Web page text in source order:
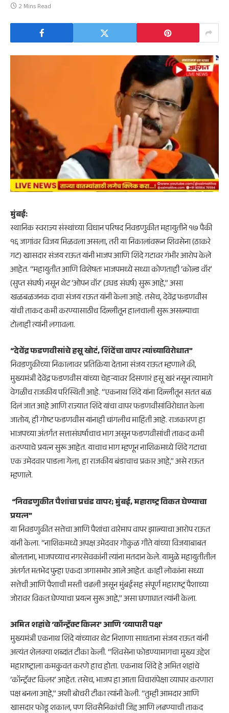
2 Mins Read
​मुंबई:
स्थानिक स्वराज्य संस्थांच्या विधान परिषद निवडणुकीत महायुतीने १७ पैकी
१६ जागांवर विजय मिळवला असला, तरी या निकालांवरून शिवसेना (ठाकरे
गट) खासदार संजय राऊत यांनी भाजप आणि शिंदे गटावर गंभीर आरोप केले
आहेत. “महायुतीत आणि विशेषतः भाजपमध्ये सध्या कोणताही ‘कोल्ड वॉर’
(सुप्त संघर्ष) नसून थेट ‘ओपन वॉर’ (उघड संघर्ष) सुरू आहे,” असा
खळबळजनक दावा संजय राऊत यांनी केला आहे. तसेच, देवेंद्र फडणवीस
यांची ताकद कमी करण्यासाठीच दिल्लीतून हालचाली सुरू असल्याचा
टोलाही त्यांनी लगावला.
“देवेंद्र फडणवीसांचे हसू खोटं, शिंदेंचा वापर त्यांच्याविरोधात”
​निवडणुकीच्या निकालावर प्रतिक्रिया देताना संजय राऊत म्हणाले की,
मुख्यमंत्री देवेंद्र फडणवीस यांच्या चेहऱ्यावर दिसणारं हसू खरं नसून त्यामागे
वेगळीच राजकीय परिस्थिती आहे. “एकनाथ शिंदे यांना दिल्लीतून सतत बळ
दिलं जात आहे आणि राज्यात शिंदे यांचा वापर फडणवीसांविरोधात केला
जातोय, ही गोष्ट फडणवीस यांनाही चांगलीच माहिती आहे. राजकारण हा
भाजपच्या अंतर्गत सत्तासंघर्षाचाच भाग असून फडणवीसांची ताकद कमी
करण्याचे प्रयत्न सुरू आहेत. याचाच भाग म्हणून नाशिकमध्ये शिंदे गटाचा
एक उमेदवार पाडला गेला, हा राजकीय बंडाचाच प्रकार आहे,” असे राऊत
म्हणाले.
“निवडणुकीत पैशांचा प्रचंड वापर; मुंबई, महाराष्ट्र विकत घेण्याचा
प्रयत्न”
​या निवडणुकीत सत्तेचा आणि पैशांचा वारेमाप वापर झाल्याचा आरोप राऊत
यांनी केला. “नाशिकमध्ये अपक्ष उमेदवार गोकुळ गीते यांच्या विजयाबाबत
बोलताना, भाजपच्याच नगरसेवकांनी त्यांना मतदान केले. यामुळे महायुतीतील
अंतर्गत मतभेद पुन्हा एकदा जगासमोर आले आहेत. काही लोकांना सध्या
सत्तेची आणि पैशाची मस्ती चढली असून मुंबईसह संपूर्ण महाराष्ट्र पैशाच्या
जोरावर विकत घेण्याचा प्रयत्न सुरू आहे,” असा घणाघात त्यांनी केला.
अमित शहांचे ‘कॉन्ट्रॅक्ट किलर’ आणि ‘व्यापारी पक्ष’
​मुख्यमंत्री एकनाथ शिंदे यांच्यावर थेट निशाणा साधताना संजय राऊत यांनी
अत्यंत शेलक्या शब्दांत टीका केली. “शिवसेना फोडण्यामागचा मुख्य उद्देश
महाराष्ट्राला कमकुवत करणे हाच होता. एकनाथ शिंदे हे अमित शहांचे
‘कॉन्ट्रॅक्ट किलर’ आहेत. तसेच, भाजप हा आता विचारांपेक्षा व्यापार करणारा
पक्ष बनला आहे,” अशी बोचरी टीका त्यांनी केली. “तुम्ही आमदार आणि
खासदार फोडू शकाल, पण शिवसैनिकांची जिद्द आणि लढण्याची ताकद